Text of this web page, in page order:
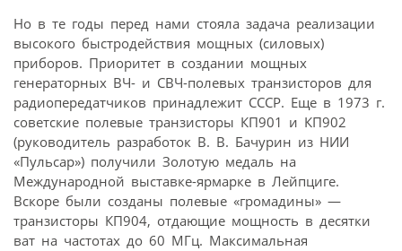
Но в те годы перед нами стояла задача реализации
высокого быстродействия мощных (силовых)
приборов. Приоритет в создании мощных
генераторных ВЧ- и СВЧ-полевых транзисторов для
радиопередатчиков принадлежит СССР. Еще в 1973 г.
советские полевые транзисторы КП901 и КП902
(руководитель разработок В. В. Бачурин из НИИ
«Пульсар») получили Золотую медаль на
Международной выставке-ярмарке в Лейпциге.
Вскоре были созданы полевые «громадины» —
транзисторы КП904, отдающие мощность в десятки
ват на частотах до 60 МГц. Максимальная